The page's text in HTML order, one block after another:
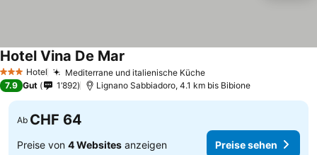
3 SterneHotel Mediterrane und italienische Küche
Hotel Vina De Mar
7.9 Gut 1’892 Lignano Sabbiadoro, 4.1 km bis Bibione
Ab CHF 64
Preise von 4 Websites anzeigen Preise sehen